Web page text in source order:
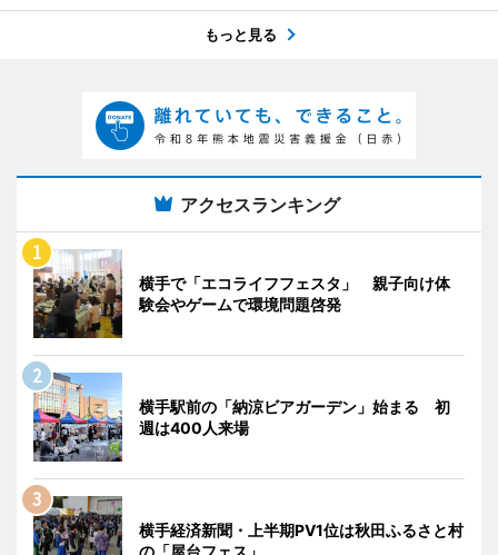
もっと見る
アクセスランキング
横手で「エコライフフェスタ」 親子向け体
験会やゲームで環境問題啓発
横手駅前の「納涼ビアガーデン」始まる 初
週は400人来場
横手経済新聞・上半期PV1位は秋田ふるさと村
の「屋台フェス」